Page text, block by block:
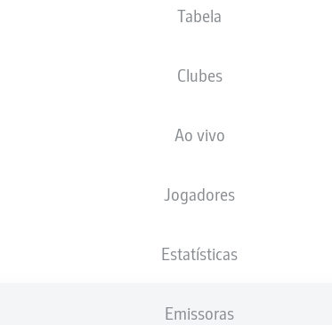
Tabela
Clubes
Ao vivo
Jogadores
Estatísticas
Emissoras
23.02.2004